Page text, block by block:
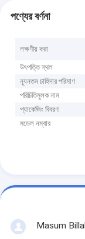
পণ্যের বর্ণনা
লক্ষণীয় করা
উৎপত্তি স্থল
ন্যূনতম চাহিদার পরিমাণ
পরিচিতিমুলক নাম
প্যাকেজিং বিবরণ
মডেল নম্বার
Masum